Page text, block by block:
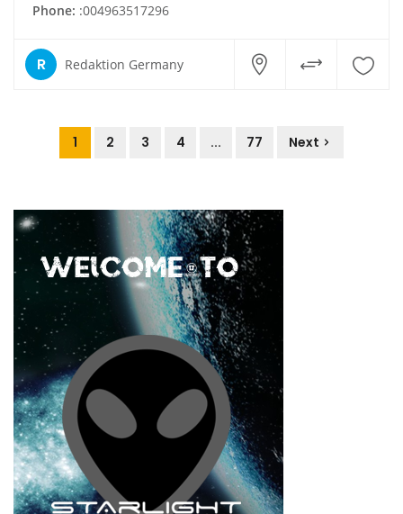
Phone: :004963517296
R Redaktion Germany
1 2 3 4 ... 77 Next